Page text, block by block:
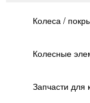
Колеса /
Колесные
Запчасти для